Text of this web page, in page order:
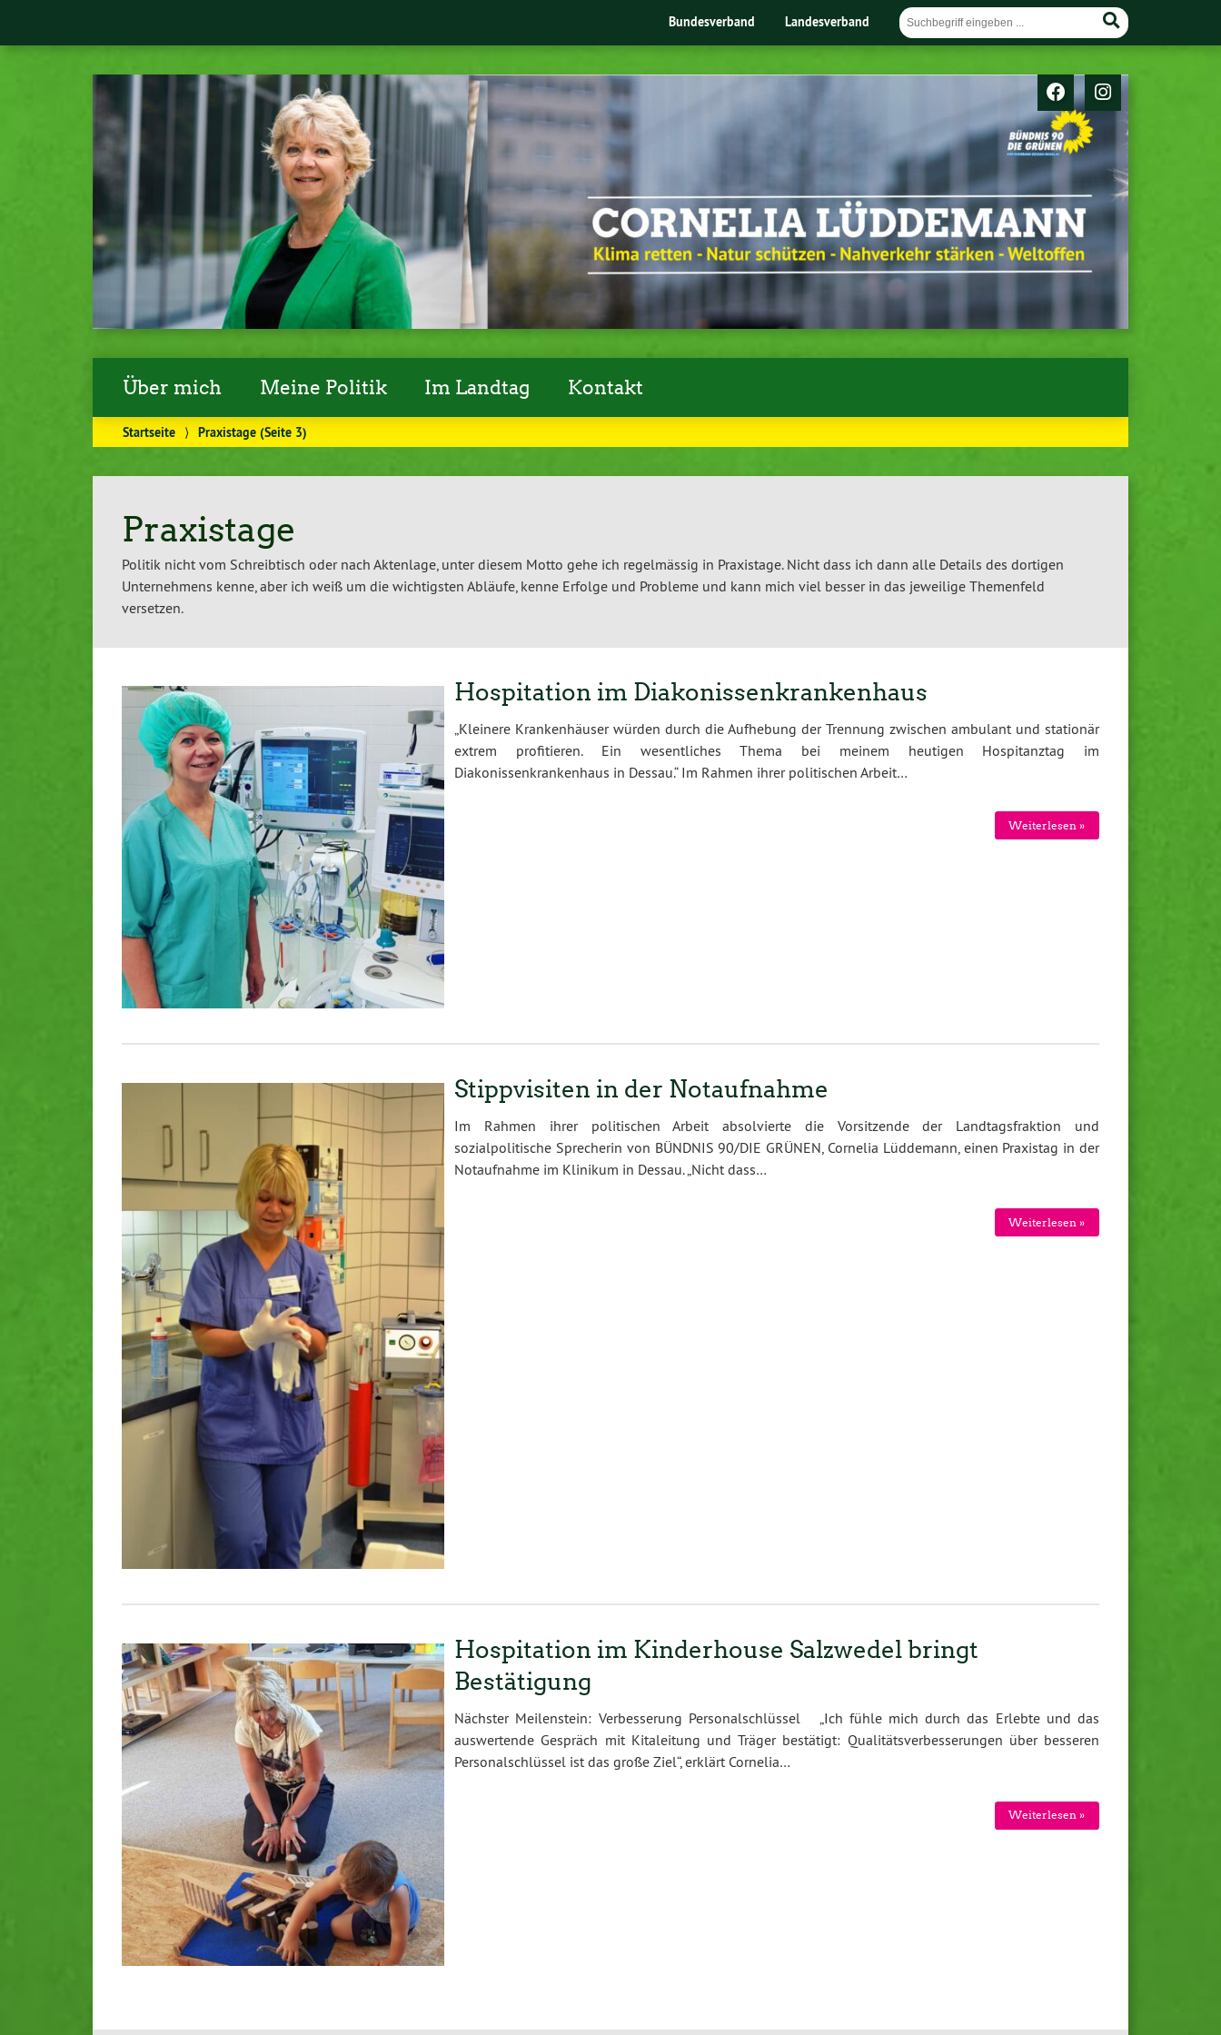
Bundesverband Landesverband
Über mich Meine Politik Im Landtag Kontakt
Startseite ⟩ Praxistage(Seite 3)
Praxistage
Politik nicht vom Schreibtisch oder nach Aktenlage, unter diesem Motto gehe ich regelmässig in Praxistage. Nicht dass ich dann alle Details des dortigen
Unternehmens kenne, aber ich weiß um die wichtigsten Abläufe, kenne Erfolge und Probleme und kann mich viel besser in das jeweilige Themenfeld
versetzen.
Hospitation im Diakonissenkrankenhaus
„Kleinere Krankenhäuser würden durch die Aufhebung der Trennung zwischen ambulant und stationär
extrem profitieren. Ein wesentliches Thema bei meinem heutigen Hospitanztag im
Diakonissenkrankenhaus in Dessau.“ Im Rahmen ihrer politischen Arbeit…
Weiterlesen »
Stippvisiten in der Notaufnahme
Im Rahmen ihrer politischen Arbeit absolvierte die Vorsitzende der Landtagsfraktion und
sozialpolitische Sprecherin von BÜNDNIS 90/DIE GRÜNEN, Cornelia Lüddemann, einen Praxistag in der
Notaufnahme im Klinikum in Dessau. „Nicht dass…
Weiterlesen »
Hospitation im Kinderhouse Salzwedel bringt
Bestätigung
Nächster Meilenstein: Verbesserung Personalschlüssel „Ich fühle mich durch das Erlebte und das
auswertende Gespräch mit Kitaleitung und Träger bestätigt: Qualitätsverbesserungen über besseren
Personalschlüssel ist das große Ziel“, erklärt Cornelia…
Weiterlesen »